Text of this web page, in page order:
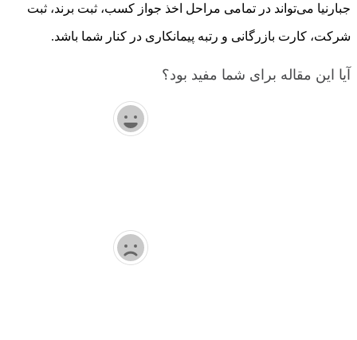
جبارنیا می‌تواند در تمامی مراحل اخذ جواز کسب، ثبت برند، ثبت
شرکت، کارت بازرگانی و رتبه پیمانکاری در کنار شما باشد.
آیا این مقاله برای شما مفید بود؟